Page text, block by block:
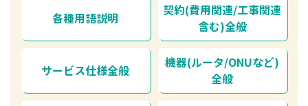
各種用語説明
契約(費用関連/工事関連
含む)全般
サービス仕様全般
機器(ルータ/ONUなど)
全般